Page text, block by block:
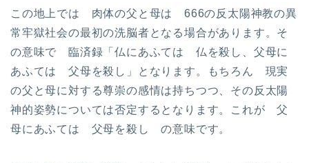
この地上では 肉体の父と母は 666の反太陽神教の異
常牢獄社会の最初の洗脳者となる場合があります。そ
の意味で 臨済録「仏にあふては 仏を殺し、父母に
あふては 父母を殺し」となります。もちろん 現実
の父と母に対する尊崇の感情は持ちつつ、その反太陽
神的姿勢については否定するとなります。これが 父
母にあふては 父母を殺し の意味です。